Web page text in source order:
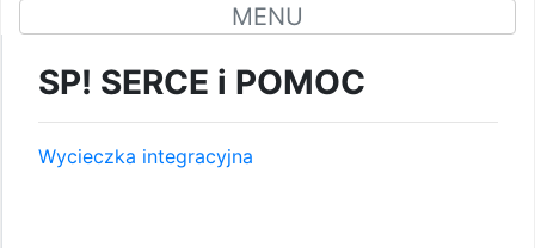
MENU
SP! SERCE i POMOC
Wycieczka integracyjna